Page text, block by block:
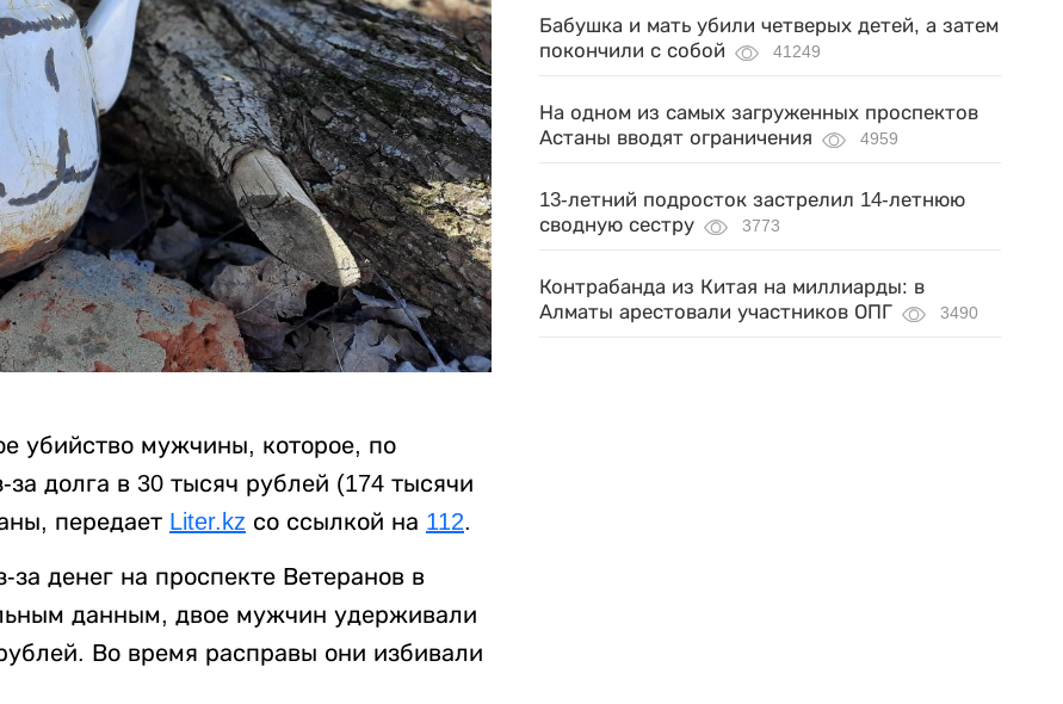
убийство мужчины, которое, по
долга в 30 тысяч рублей (174 тысячи
передает Liter.kz со ссылкой на 112.
денег на проспекте Ветеранов в
данным, двое мужчин удерживали
Во время расправы они избивали
Бабушка и мать убили четверых детей, а затем
покончили с собой
41249
На одном из самых загруженных проспектов
Астаны вводят ограничения
4959
13-летний подросток застрелил 14-летнюю
сводную сестру
3773
Контрабанда из Китая на миллиарды: в
Алматы арестовали участников ОПГ
3490